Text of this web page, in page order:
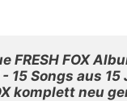
FRESH FOX
15 Songs aus 15
komplett neu